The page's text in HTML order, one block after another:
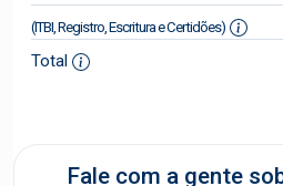
(ITBI, Registro, Escritura e Certidões)
Total
Fale com a gente